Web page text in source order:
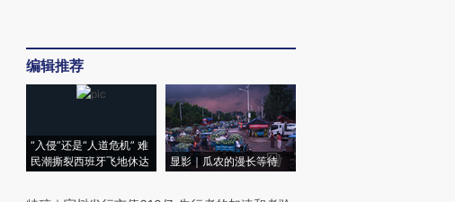
编辑推荐
“入侵”还是“人道危机” 难
民潮撕裂西班牙飞地休达
显影｜瓜农的漫长等待